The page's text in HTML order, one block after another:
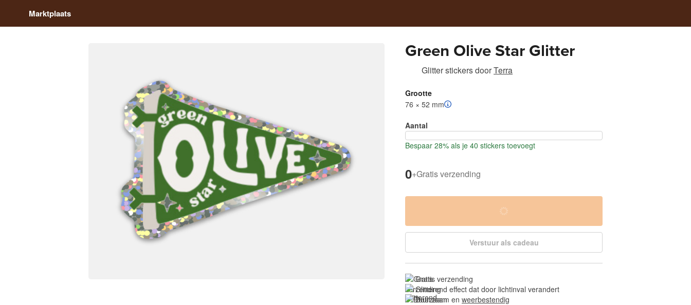
Marktplaats
Green Olive Star Glitter
Glitter stickersdoorTerra
Grootte
76 × 52 mm
Aantal
Bespaar 28% als je 40 stickers toevoegt
0+Gratis verzending
Verstuur als cadeau
Gratis verzending
Glitterend effect dat door lichtinval verandert
Duurzaam en weerbestendig